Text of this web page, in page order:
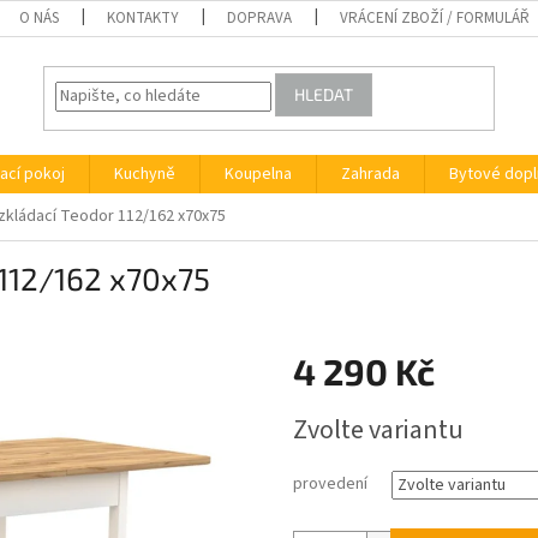
O NÁS KONTAKTY DOPRAVA VRÁCENÍ ZBOŽÍ / FORMULÁŘ
HLEDAT
pokoj Kuchyně Koupelna Zahrada Bytové
Teodor 112/162 x70x75
162 x70x75
4 290 Kč
cena:
Zvolte variantu
provedení